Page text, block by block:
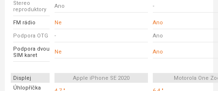
Stereo
reproduktory
Ano -
FM rádio Ne Ano
Podpora OTG - Ano
Podpora dvou
SIM karet
Ne Ano
Displej Apple iPhone SE 2020
Motorola One
Úhlopříčka